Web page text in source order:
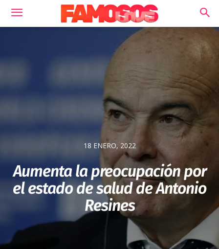
18 ENERO, 2022
Aumenta la preocupación por
el estado de salud de Antonio
Resines